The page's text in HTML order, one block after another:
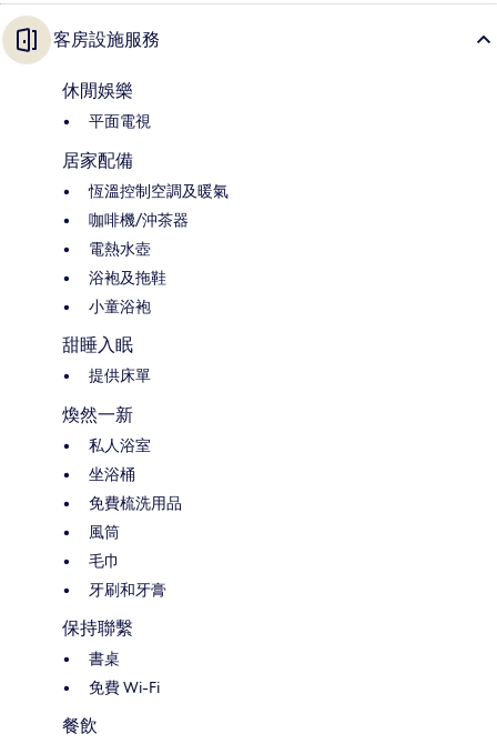
客房設施服務
休閒娛樂
平面電視
居家配備
恆溫控制空調及暖氣
咖啡機/沖茶器
電熱水壺
浴袍及拖鞋
小童浴袍
甜睡入眠
提供床單
煥然一新
私人浴室
坐浴桶
免費梳洗用品
風筒
毛巾
牙刷和牙膏
保持聯繫
書桌
免費 Wi-Fi
餐飲